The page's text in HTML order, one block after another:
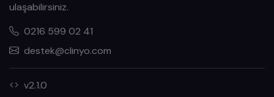
ulaşabilirsiniz.
0216 599 02 41
destek@clinyo.com
v2.1.0